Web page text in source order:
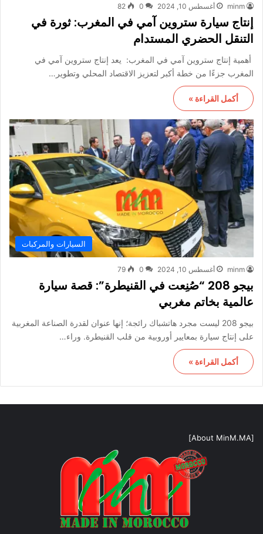
minm أغسطس 10, 2024 0
82
إنتاج سيارة ستروين آمي في المغرب: ثورة في
التنقل الحضري المستدام
أهمية إنتاج ستروين آمي في المغرب: يعد إنتاج ستروين آمي في
المغرب جزءًا من خطة أكبر لتعزيز الاقتصاد المحلي وتطوير…
أكمل القراءة »
السيارات والمركبات
minm أغسطس 10, 2024 0
79
بيجو 208 “صُنِعت في القنيطرة”: قصة سيارة
عالمية بخاتم مغربي
بيجو 208 ليست مجرد هاتشباك رائجة؛ إنها عنوان لقدرة الصناعة المغربية
على إنتاج سيارة بمعايير أوروبية من قلب القنيطرة. وراء…
أكمل القراءة »
[About MinM.MA]